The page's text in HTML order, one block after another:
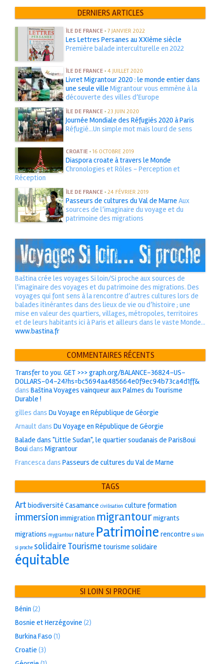
DERNIERS ARTICLES
ÎLE DE FRANCE • 7 JANVIER 2022
Les Lettres Persanes au XXIème siècle
Première balade interculturelle en 2022
ÎLE DE FRANCE • 4 JUILLET 2020
Livret Migrantour 2020 : le monde entier dans
une seule ville Migrantour vous emmène à la
découverte des villes d’Europe
ÎLE DE FRANCE • 23 JUIN 2020
Journée Mondiale des Réfugiés 2020 à Paris
Réfugié...Un simple mot mais lourd de sens
CROATIE • 16 OCTOBRE 2019
Diaspora croate à travers le Monde
Chronologies et Rôles - Perception et
Réception
ÎLE DE FRANCE • 24 FÉVRIER 2019
Passeurs de cultures du Val de Marne Aux
sources de l’imaginaire du voyage et du
patrimoine des migrations
Baština crée les voyages Si loin/Si proche aux sources de
l'imaginaire des voyages et du patrimoine des migrations. Des
voyages qui font sens à la rencontre d’autres cultures lors de
balades itinérantes dans des lieux de vie ou d’histoire ; une
mise en valeur des quartiers, villages, métropoles, territoires
et de leurs habitants ici à Paris et ailleurs dans le vaste Monde...
www.bastina.fr
COMMENTAIRES RÉCENTS
Transfer to you. GET >>> graph.org/BALANCE-36824-US-
DOLLARS-04-24?hs=bc5694aa485664e0f9ec94b73ca4d1ff&
dans Baština Voyages vainqueur aux Palmes du Tourisme
Durable !
gilles dans Du Voyage en République de Géorgie
Arnaultdans Du Voyage en République de Géorgie
Balade dans "Little Sudan", le quartier soudanais de ParisBoui
Bouidans Migrantour
Francescadans Passeurs de cultures du Val de Marne
TAGS
Artbiodiversité Casamance civilisation culture formation
immersion immigration migrantourmigrants
migrations mygrantour nature Patrimoine rencontre si loin
si proche solidaire Tourisme tourisme solidaire
équitable
SI LOIN SI PROCHE
Bénin(2)
Bosnie et Herzégovine (2)
Burkina Faso (1)
Croatie (3)